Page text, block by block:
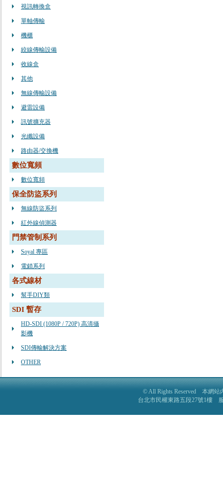
視訊轉換盒
單軸傳輸
機櫃
絞線傳輸設備
收線盒
其他
無線傳輸設備
避雷設備
訊號擴充器
光纖設備
路由器/交換機
數位寬頻
數位寬頻
保全防盜系列
無線防盜系列
紅外線偵測器
門禁管制系列
Soyal 專區
電鎖系列
各式線材
幫手DIY類
SDI 暫存
HD-SDI (1080P / 720P) 高清攝
影機
SDI傳輸解決方案
OTHER
© All Rights Reserved 本網站
台北市民權東路五段27號1樓